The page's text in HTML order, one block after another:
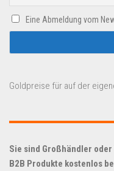
Eine Abmeldung vom
Goldpreise für auf der
Sie sind Großhändler
B2B Produkte kostenlos